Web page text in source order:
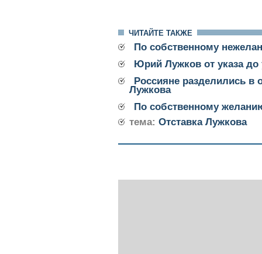
ЧИТАЙТЕ ТАКЖЕ
По собственному
Юрий Лужков от указа до
Россияне разделились в
Лужкова
По собственному
тема: Отставка Лужкова